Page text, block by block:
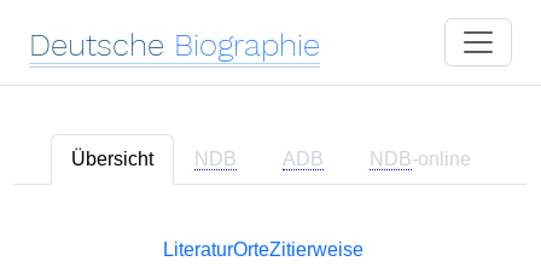
Deutsche Biographie
Übersicht NDB ADB NDB-online
LiteraturOrteZitierweise